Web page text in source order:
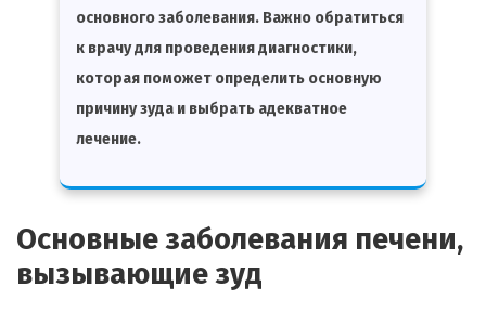
основного заболевания. Важно обратиться
к врачу для проведения диагностики,
которая поможет определить основную
причину зуда и выбрать адекватное
лечение.
Основные заболевания печени,
вызывающие зуд